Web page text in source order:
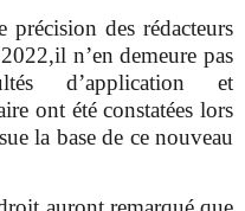
des rédacteurs
n’en demeure pas
d’application et
ont été constatées lors
la base de ce nouveau